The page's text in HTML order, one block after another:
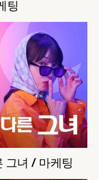
팅
그녀 / 마케팅